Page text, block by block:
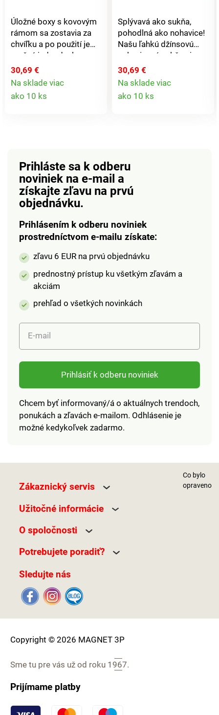
Úložné boxy s kovovým
rámom sa zostavia za
chvíľku a po použití je
možné jednoducho
zložiť. Priehľadné
okienka pre väčší
veká pre dobrý prístup.
30,69 €
Na sklade viac
ako 10 ks
Splývavá ako sukňa,
pohodlná ako nohavice!
Našu ľahkú džínsovú
nohavicovú sukňu si
zamilujete. Vďaka
elastickému pásu a
možno kombinovať
objednávke. Možno prať
pri 30 °C. Jednoduchá
údržba. Letné + ľahká. S
stála.
30,69 €
Na sklade viac
ako 10 ks
Prihláste sa k odberu
noviniek na e-mail a
získajte zľavu na prvú
objednávku.
Prihlásením k odberu noviniek
prostredníctvom e-mailu získate:
zľavu 6 EUR na prvú objednávku
prednostný prístup ku všetkým zľavám a
akciám
prehľad o všetkých novinkách
E-mail
Prihlásiť k odberu noviniek
Chcem byť informovaný/á o aktuálnych trendoch,
ponukách a zľavách e-mailom. Odhlásenie je
možné kedykoľvek zadarmo.
Zákaznický servis
Užitočné informácie
O spoločnosti
Potrebujete poradiť?
Sledujte nás
Co bylo
opraveno
Copyright © 2026 MAGNET 3P
Sme tu pre vás už od roku 1967.
Prijímame platby